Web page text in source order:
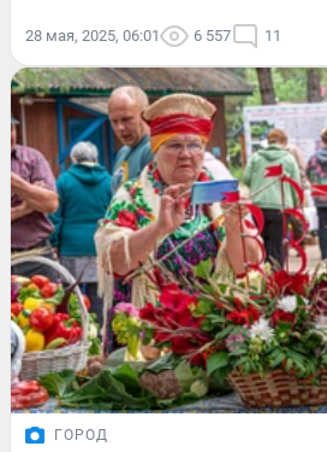
28 мая, 2025, 06:01 6 557 11
ГОРОД